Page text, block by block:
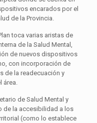
encarados por el
de la Provincia.
toca varias aristas de
de la Salud Mental,
de nuevos dispositivos
con incorporación de
de la readecuación y
de Salud Mental y
de la accesibilidad a los
(como lo establece